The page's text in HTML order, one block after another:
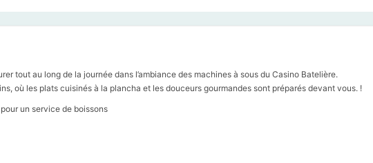
tout au long de la journée dans l’ambiance des machines à sous du Casino Batelière.
où les plats cuisinés à la plancha et les douceurs gourmandes sont préparés devant vous. !
un service de boissons